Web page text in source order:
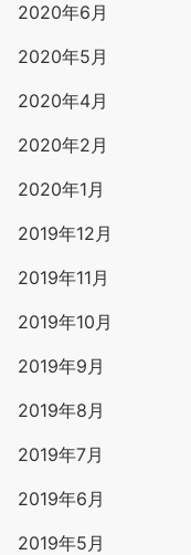
2020年6月
2020年5月
2020年4月
2020年2月
2020年1月
2019年12月
2019年11月
2019年10月
2019年9月
2019年8月
2019年7月
2019年6月
2019年5月